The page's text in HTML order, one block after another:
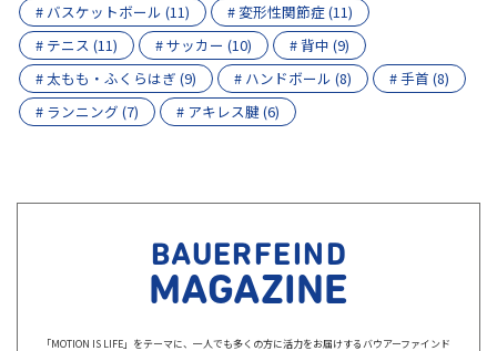
# バスケットボール (11)
# 変形性関節症 (11)
# テニス (11)
# サッカー (10)
# 背中 (9)
# 太もも・ふくらはぎ (9)
# ハンドボール (8)
# 手首 (8)
# ランニング (7)
# アキレス腱 (6)
BAUERFEIND
MAGAZINE
「MOTION IS LIFE」をテーマに、一人でも多くの方に活力をお届けするバウアーファインド